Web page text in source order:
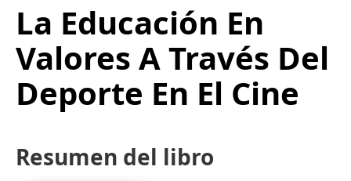
La Educación En
Valores A Través Del
Deporte En El Cine
Resumen del libro